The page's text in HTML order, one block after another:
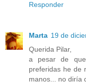
Responder
Marta 19 de
Querida Pilar,
a pesar de
preferidas he de
manos... no diría